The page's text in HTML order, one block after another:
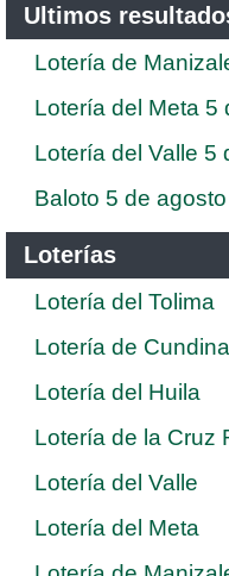
Ultimos
Lotería de
Lotería del Meta 5
Lotería del Valle 5
Baloto 5 de
Loterías
Lotería del Tolima
Lotería de
Lotería del Huila
Lotería de la Cruz
Lotería del Valle
Lotería del Meta